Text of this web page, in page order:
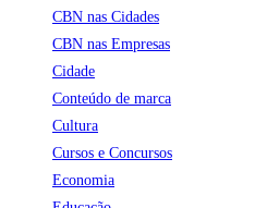
CBN nas Cidades
CBN nas Empresas
Cidade
Conteúdo de marca
Cultura
Cursos e Concursos
Economia